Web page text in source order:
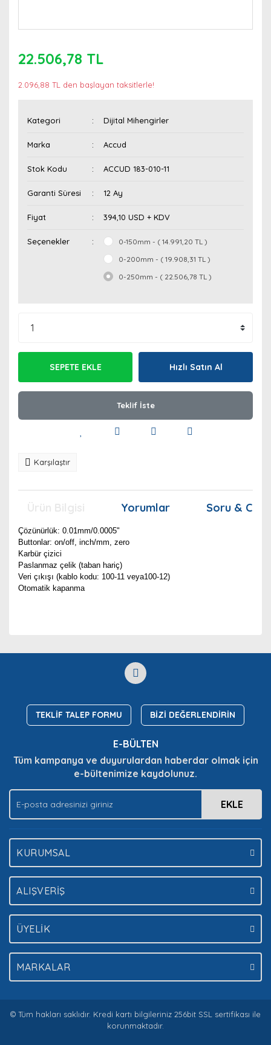
22.506,78 TL
2.096,88 TL den başlayan taksitlerle!
Kategori Dijital Mihengirler
Marka Accud
Stok Kodu ACCUD 183-010-11
Garanti Süresi 12 Ay
Fiyat 394,10 USD + KDV
Seçenekler
0-150mm - ( 14.991,20 TL )
0-200mm - ( 19.908,31 TL )
0-250mm - ( 22.506,78 TL )
SEPETE EKLE Hızlı Satın Al
Teklif İste
Karşılaştır
Yorumlar Soru &
Çözünürlük: 0.01mm/0.0005"
Buttonlar: on/off, inch/mm, zero
Karbür çizici
Paslanmaz çelik (taban hariç)
Veri çıkışı (kablo kodu: 100-11 veya100-12)
Otomatik kapanma
Yorum Yaz
Soru Sor
formunu kullanarak tarafımıza iletebilirsiniz.
Görüş ve önerileriniz için teşekkür ederiz.
Ürün açıklamasında eksik bilgiler bulunuyor.
Ürün fiyatı diğer sitelerden daha pahalı.
Bu ürüne benzer farklı alternatifler olmalı.
TEKLİF TALEP FORMU BİZİ DEĞERLENDİRİN
E-BÜLTEN
Tüm kampanya ve duyurulardan haberdar olmak için
e-bültenimize kaydolunuz.
EKLE
KURUMSAL
ALIŞVERİŞ
ÜYELİK
MARKALAR
© Tüm hakları saklıdır. Kredi kartı bilgileriniz 256bit SSL sertifikası ile
korunmaktadır.